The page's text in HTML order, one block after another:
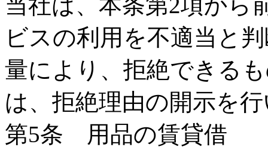
ビスの利用を不適当と
量により、拒絶できる
は、拒絶理由の開示を
第5条 用品の賃貸借